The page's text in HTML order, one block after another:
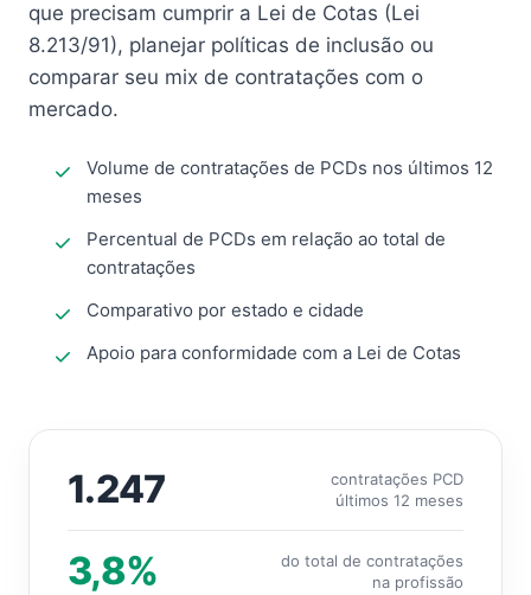
que precisam cumprir a Lei de Cotas (Lei
8.213/91), planejar políticas de inclusão ou
comparar seu mix de contratações com o
mercado.
Volume de contratações de PCDs nos últimos 12
meses
Percentual de PCDs em relação ao total de
contratações
Comparativo por estado e cidade
Apoio para conformidade com a Lei de Cotas
1.247
contratações PCD
últimos 12 meses
3,8%
do total de contratações
na profissão